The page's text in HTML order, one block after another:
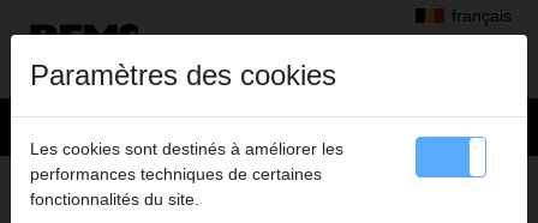
français
Produits >Fileter, rainurer>Peignes pour têtes de filetage REMS
> Peignes
Paramètres des cookies
Les cookies sont destinés à améliorer les
performances techniques de certaines
fonctionnalités du site.